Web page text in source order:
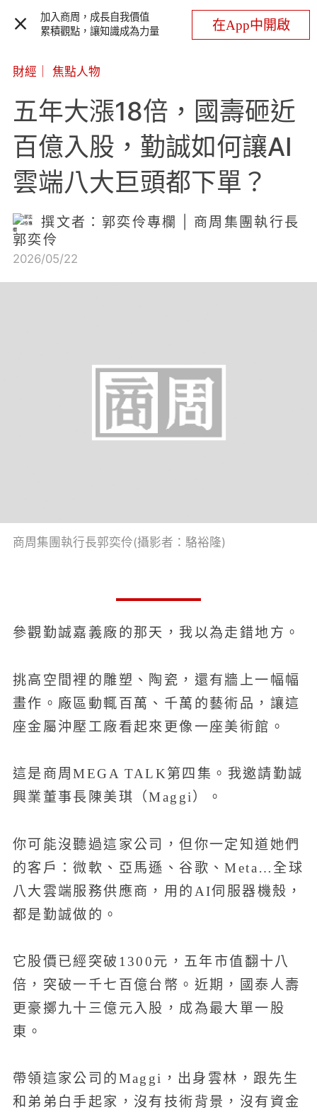
加入商周，成長自我價值
累積觀點，讓知識成為力量
在App中開啟
財經 焦點人物
五年大漲18倍，國壽砸近
百億入股，勤誠如何讓AI
雲端八大巨頭都下單？
撰文者：郭奕伶專欄 | 商周集團執行長
郭奕伶
2026/05/22
商周集團執行長郭奕伶(攝影者：駱裕隆)
參觀勤誠嘉義廠的那天，我以為走錯地方。
挑高空間裡的雕塑、陶瓷，還有牆上一幅幅
畫作。廠區動輒百萬、千萬的藝術品，讓這
座金屬沖壓工廠看起來更像一座美術館。
這是商周MEGA TALK第四集。我邀請勤誠
興業董事長陳美琪（Maggi）。
你可能沒聽過這家公司，但你一定知道她們
的客戶：微軟、亞馬遜、谷歌、Meta…全球
八大雲端服務供應商，用的AI伺服器機殼，
都是勤誠做的。
它股價已經突破1300元，五年市值翻十八
倍，突破一千七百億台幣。近期，國泰人壽
更豪擲九十三億元入股，成為最大單一股
東。
帶領這家公司的Maggi，出身雲林，跟先生
和弟弟白手起家，沒有技術背景，沒有資金